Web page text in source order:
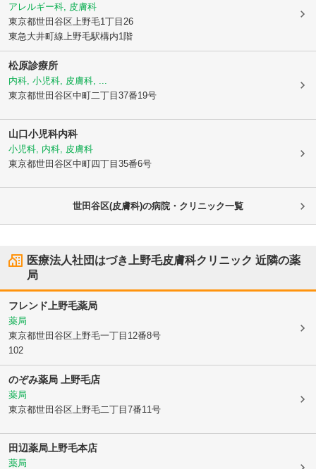
アレルギー科, 皮膚科
東京都世田谷区 上野毛1丁目26
東急大井町線上野毛駅構内1階
松原診療所
内科, 小児科, 皮膚科, ...
東京都世田谷区中町二丁目37番19号
山口小児科内科
小児科, 内科, 皮膚科
東京都世田谷区中町四丁目35番6号
世田谷区(皮膚科)の病院・クリニック一覧
医療法人社団はづき上野毛皮膚科クリニック 近隣の薬
局
フレンド上野毛薬局
薬局
東京都世田谷区 上野毛一丁目12番8号
102
のぞみ薬局 上野毛店
薬局
東京都世田谷区 上野毛二丁目7番11号
田辺薬局上野毛本店
薬局